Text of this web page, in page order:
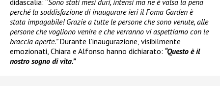
perché la soddisfazione di inaugurare ieri il Foma Garden è
stata impagabile! Grazie a tutte le persone che sono venute, alle
persone che vogliono venire e che verranno vi aspettiamo con le
braccia aperte.”Durante l’inaugurazione, visibilmente
emozionati, Chiara e Alfonso hanno dichiarato: “Questo è il
nostro sogno di vita.”